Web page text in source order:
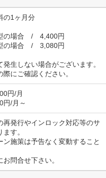
1ヶ月分
場合 / 4,400円
/ 3,080円
生しない場合がございます。
にご確認ください。
/月
円/月～
再発行やインロック対応等のサ
す。
ン施策は予告なく変動すること
問合せ下さい。